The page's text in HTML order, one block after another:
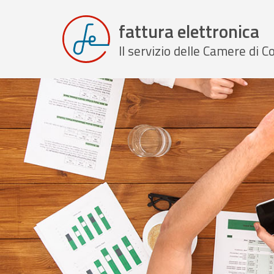
fattura elettronica
Il servizio delle Camere di